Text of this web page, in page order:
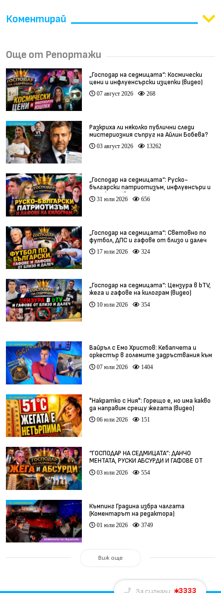
Коментирай
Още от Репортажи
„Господар на седмицата“: Космически
цени и инфлуенсърски изцепки (видео)
07 август 2026 268
Разкриха ли няколко публични следи
мистериозния съпруг на Айлин Бобева?
03 август 2026 13262
„Господар на седмицата“: Руско-
български патриотизъм, инфлуенсъри и
тарикати (видео)
31 юли 2026 656
„Господар на седмицата“: Световно по
футбол, ДПС и гафове от близо и далеч
17 юли 2026 324
„Господар на седмицата“: Цензура в bTV,
жега и гафове на килограм (видео)
10 юли 2026 354
Вайръл с Емо Христов: Кебапчета и
оркестър в големите задръствания към
морето (видео)
07 юли 2026 1404
"Накратко с Ния": Горещо е, но има какво
да направим срещу жегата (видео)
06 юли 2026 151
“ГОСПОДАР НА СЕДМИЦАТА”: ДАНЧО
МЕНТАТА, РУСКИ АБСУРДИ И ГАФОВЕ ОТ
ЦЯЛ СВЯТ
03 юли 2026 554
Къмпинг Градина избра чалгата
(Коментарът на редактора)
01 юли 2026 3749
Виж още
За сигнали: 3333